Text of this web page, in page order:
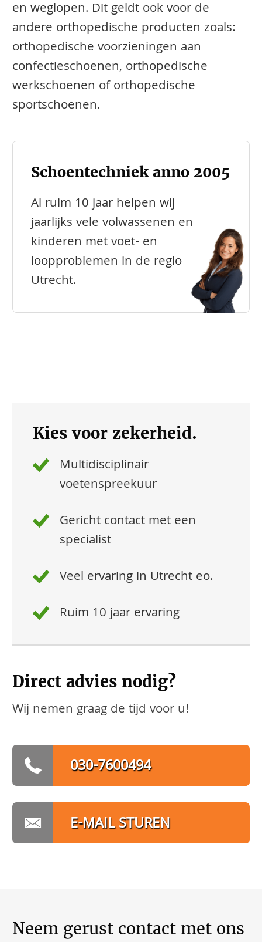
en weglopen. Dit geldt ook voor de
andere orthopedische producten zoals:
orthopedische voorzieningen aan
confectieschoenen, orthopedische
werkschoenen of orthopedische
sportschoenen.
Schoentechniek anno 2005
Al ruim 10 jaar helpen wij
jaarlijks vele volwassenen en
kinderen met voet- en
loopproblemen in de regio
Utrecht.
Kies voor zekerheid.
Multidisciplinair
voetenspreekuur
Gericht contact met een
specialist
Veel ervaring in Utrecht eo.
Ruim 10 jaar ervaring
Direct advies nodig?
Wij nemen graag de tijd voor u!
030-7600494
E-MAIL STUREN
Neem gerust contact met ons